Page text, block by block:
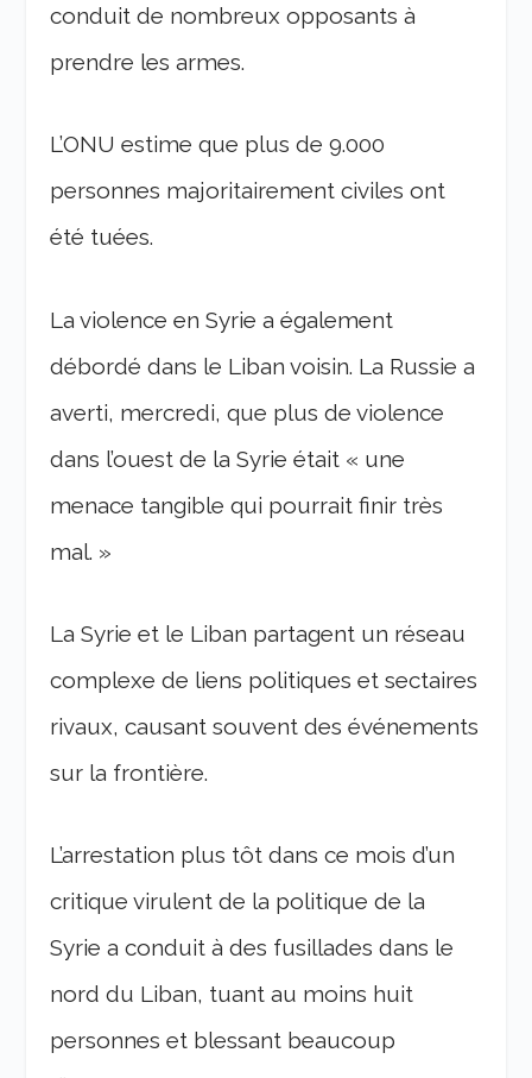
conduit de nombreux opposants à
prendre les armes.
L’ONU estime que plus de 9.000
personnes majoritairement civiles ont
été tuées.
La violence en Syrie a également
débordé dans le Liban voisin. La Russie a
averti, mercredi, que plus de violence
dans l’ouest de la Syrie était « une
menace tangible qui pourrait finir très
mal. »
La Syrie et le Liban partagent un réseau
complexe de liens politiques et sectaires
rivaux, causant souvent des événements
sur la frontière.
L’arrestation plus tôt dans ce mois d’un
critique virulent de la politique de la
Syrie a conduit à des fusillades dans le
nord du Liban, tuant au moins huit
personnes et blessant beaucoup